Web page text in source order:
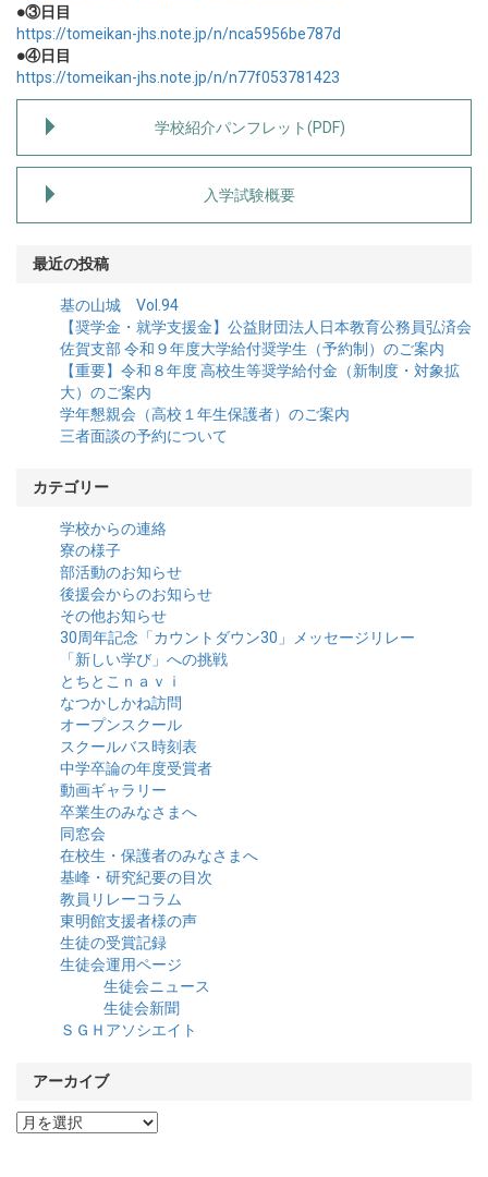
●③日目
https://tomeikan-jhs.note.jp/n/nca5956be787d
●④日目
https://tomeikan-jhs.note.jp/n/n77f053781423
学校紹介パンフレット(PDF)
入学試験概要
最近の投稿
基の山城 Vol.94
【奨学金・就学支援金】公益財団法人日本教育公務員弘済会
佐賀支部 令和９年度大学給付奨学生（予約制）のご案内
【重要】令和８年度 高校生等奨学給付金（新制度・対象拡
大）のご案内
学年懇親会（高校１年生保護者）のご案内
三者面談の予約について
カテゴリー
学校からの連絡
寮の様子
部活動のお知らせ
後援会からのお知らせ
その他お知らせ
30周年記念「カウントダウン30」メッセージリレー
「新しい学び」への挑戦
とちとこｎａｖｉ
なつかしかね訪問
オープンスクール
スクールバス時刻表
中学卒論の年度受賞者
動画ギャラリー
卒業生のみなさまへ
同窓会
在校生・保護者のみなさまへ
基峰・研究紀要の目次
教員リレーコラム
東明館支援者様の声
生徒の受賞記録
生徒会運用ページ
生徒会ニュース
生徒会新聞
ＳＧＨアソシエイト
アーカイブ
ア